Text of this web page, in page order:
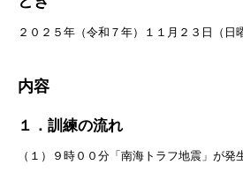
２０２５年（令和７年）１１月２３日（日
内容
１．訓練の流れ
（１）９時００分「南海トラフ地震」が発